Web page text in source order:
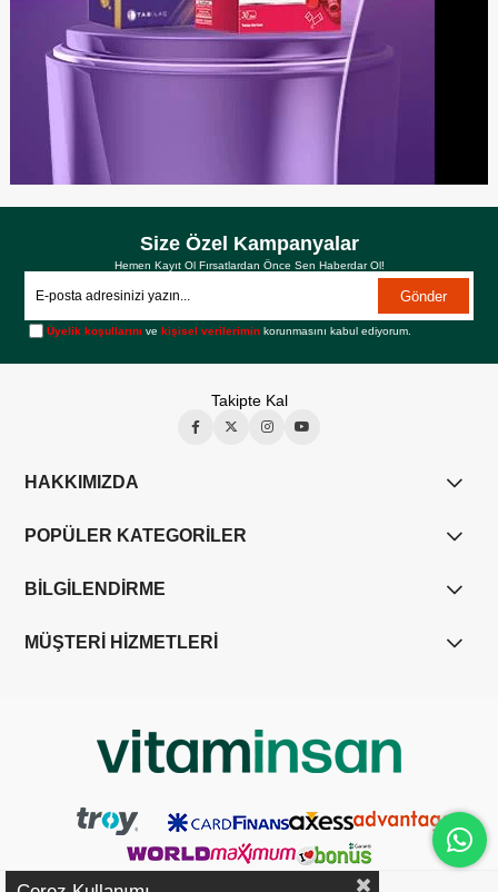
Size Özel Kampanyalar
Hemen Kayıt Ol Fırsatlardan Önce Sen Haberdar Ol!
Gönder
Üyelik koşullarını vekişisel verilerimin korunmasını kabul ediyorum.
Takipte Kal
HAKKIMIZDA
POPÜLER KATEGORİLER
BİLGİLENDİRME
MÜŞTERİ HİZMETLERİ